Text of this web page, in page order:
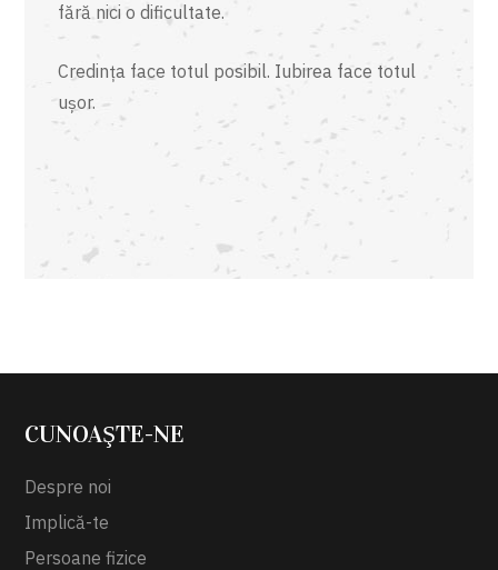
fără nici o dificultate.
Credința face totul posibil. Iubirea face totul
ușor.
CUNOAŞTE-NE
Despre noi
Implică-te
Persoane fizice